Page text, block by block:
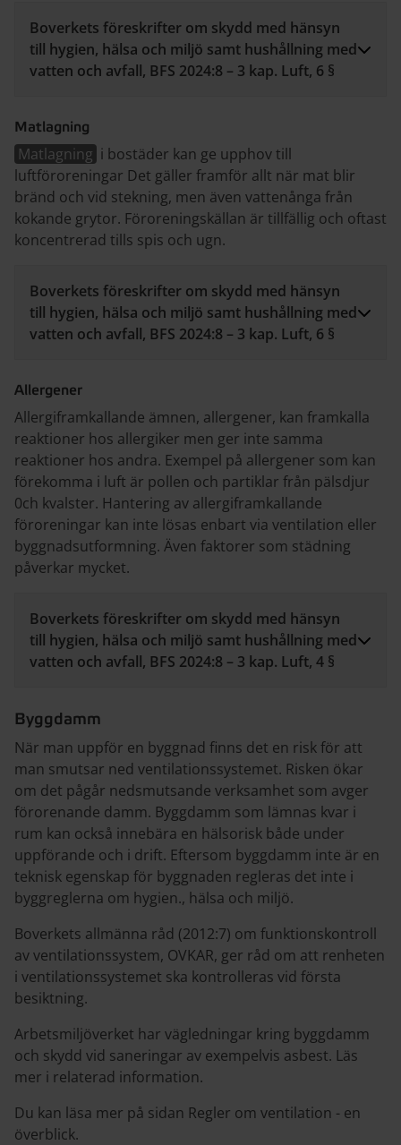
Boverkets föreskrifter om skydd med hänsyn
till hygien, hälsa och miljö samt hushållning med
vatten och avfall, BFS 2024:8 – 3 kap. Luft, 6 §
Matlagning
Matlagning i bostäder kan ge upphov till
luftföroreningar Det gäller framför allt när mat blir
bränd och vid stekning, men även vattenånga från
kokande grytor. Föroreningskällan är tillfällig och oftast
koncentrerad tills spis och ugn.
Boverkets föreskrifter om skydd med hänsyn
till hygien, hälsa och miljö samt hushållning med
vatten och avfall, BFS 2024:8 – 3 kap. Luft, 6 §
Allergener
Allergiframkallande ämnen, allergener, kan framkalla
reaktioner hos allergiker men ger inte samma
reaktioner hos andra. Exempel på allergener som kan
förekomma i luft är pollen och partiklar från pälsdjur
0ch kvalster. Hantering av allergiframkallande
föroreningar kan inte lösas enbart via ventilation eller
byggnadsutformning. Även faktorer som städning
påverkar mycket.
Boverkets föreskrifter om skydd med hänsyn
till hygien, hälsa och miljö samt hushållning med
vatten och avfall, BFS 2024:8 – 3 kap. Luft, 4 §
Byggdamm
När man uppför en byggnad finns det en risk för att
man smutsar ned ventilationssystemet. Risken ökar
om det pågår nedsmutsande verksamhet som avger
förorenande damm. Byggdamm som lämnas kvar i
rum kan också innebära en hälsorisk både under
uppförande och i drift. Eftersom byggdamm inte är en
teknisk egenskap för byggnaden regleras det inte i
byggreglerna om hygien., hälsa och miljö.
Boverkets allmänna råd (2012:7) om funktionskontroll
av ventilationssystem, OVKAR, ger råd om att renheten
i ventilationssystemet ska kontrolleras vid första
besiktning.
Arbetsmiljöverket har vägledningar kring byggdamm
och skydd vid saneringar av exempelvis asbest. Läs
mer i relaterad information.
Du kan läsa mer på sidan Regler om ventilation - en
överblick.